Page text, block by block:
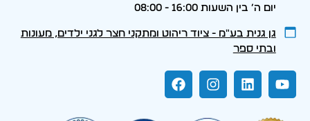
יום ה׳ בין השעות 16:00 - 08:00
גן גנית בע״מ - ציוד ריהוט ומתקני חצר לגני ילדים, מעונות
ובתי ספר